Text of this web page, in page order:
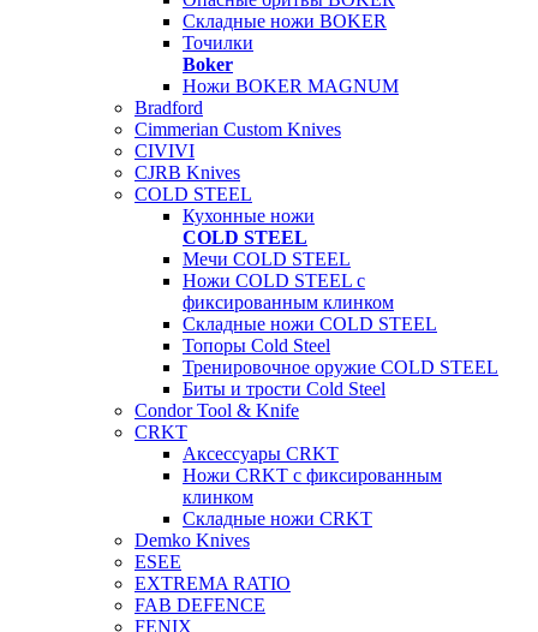
Складные ножи BOKER
Точилки
Boker
Ножи BOKER MAGNUM
Bradford
Cimmerian Custom Knives
CIVIVI
CJRB Knives
COLD STEEL
Кухонные ножи
COLD STEEL
Мечи COLD STEEL
Ножи COLD STEEL с
фиксированным клинком
Складные ножи COLD STEEL
Топоры Cold Steel
Тренировочное оружие COLD STEEL
Биты и трости Cold Steel
Condor Tool & Knife
CRKT
Аксессуары CRKT
Ножи CRKT с фиксированным
клинком
Складные ножи CRKT
Demko Knives
ESEE
EXTREMA RATIO
FAB DEFENCE
FENIX